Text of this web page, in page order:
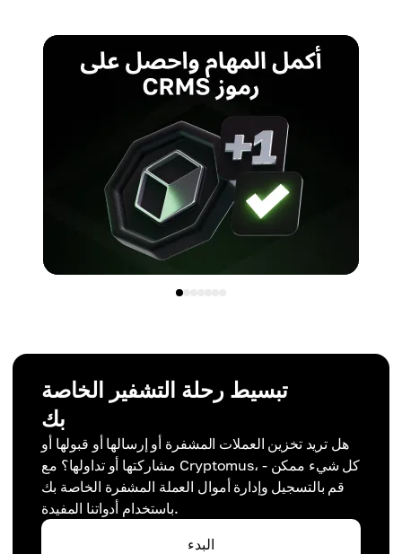
تبسيط رحلة التشفير الخاصة
بك
هل تريد تخزين العملات المشفرة أو إرسالها أو قبولها أو
مشاركتها أو تداولها؟ مع Cryptomus، كل شيء ممكن -
قم بالتسجيل وإدارة أموال العملة المشفرة الخاصة بك
باستخدام أدواتنا المفيدة.
البدء